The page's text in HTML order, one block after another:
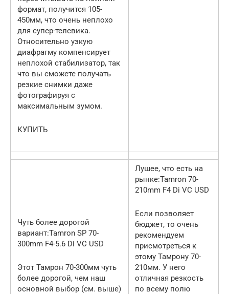
формат, получится 105-
450мм, что очень неплохо
для супер-телевика.
Относительно узкую
диафрагму компенсирует
неплохой стабилизатор, так
что вы сможете получать
резкие снимки даже
фотографируя с
максимальным зумом.
КУПИТЬ
Чуть более дорогой
вариант:Tamron SP 70-
300mm F4-5.6 Di VC USD
Этот Тамрон 70-300мм чуть
более дорогой, чем наш
основной выбор (см. выше)
Лушее, что есть на
рынке:Tamron 70-
210mm F4 Di VC USD
Если позволяет
бюджет, то очень
рекомендуем
присмотреться к
этому Тамрону 70-
210мм. У него
отличная резкость
по всему полю